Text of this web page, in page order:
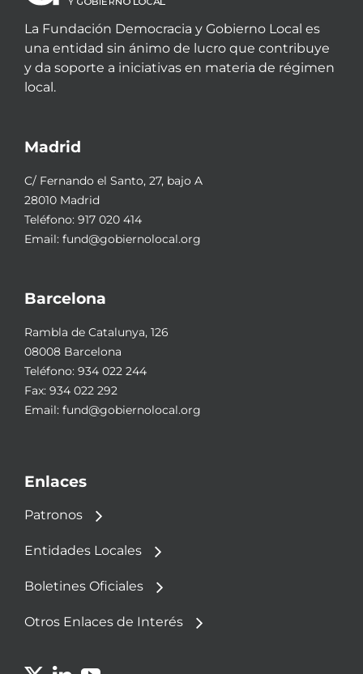
La Fundación Democracia y Gobierno Local es
una entidad sin ánimo de lucro que contribuye
y da soporte a iniciativas en materia de régimen
local.
Madrid
C/ Fernando el Santo, 27, bajo A
28010 Madrid
Teléfono: 917 020 414
Email: fund@gobiernolocal.org
Barcelona
Rambla de Catalunya, 126
08008 Barcelona
Teléfono: 934 022 244
Fax: 934 022 292
Email: fund@gobiernolocal.org
Enlaces
Patronos
Entidades Locales
Boletines Oficiales
Otros Enlaces de Interés